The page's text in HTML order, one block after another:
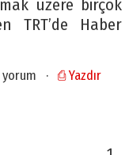
üzere birçok
TRT’de Haber
yorum · ⎙ Yazdır